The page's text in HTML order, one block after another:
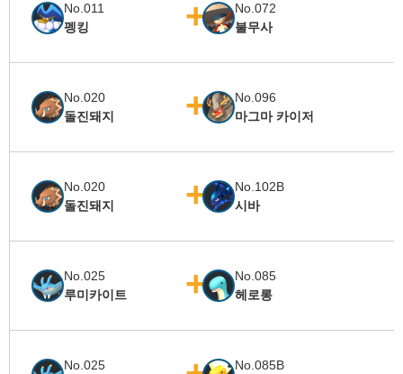
No.011
펭킹
No.072
불무사
No.020
돌진돼지
No.096
마그마 카이저
No.020
돌진돼지
No.102B
시바
No.025
루미카이트
No.085
헤로롱
No.025
No.085B